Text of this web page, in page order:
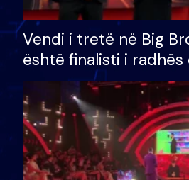
Vendi i tretë në Big
është finalisti i